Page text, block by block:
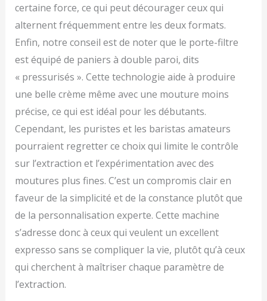
certaine force, ce qui peut décourager ceux qui
alternent fréquemment entre les deux formats.
Enfin, notre conseil est de noter que le porte-filtre
est équipé de paniers à double paroi, dits
« pressurisés ». Cette technologie aide à produire
une belle crème même avec une mouture moins
précise, ce qui est idéal pour les débutants.
Cependant, les puristes et les baristas amateurs
pourraient regretter ce choix qui limite le contrôle
sur l’extraction et l’expérimentation avec des
moutures plus fines. C’est un compromis clair en
faveur de la simplicité et de la constance plutôt que
de la personnalisation experte. Cette machine
s’adresse donc à ceux qui veulent un excellent
expresso sans se compliquer la vie, plutôt qu’à ceux
qui cherchent à maîtriser chaque paramètre de
l’extraction.